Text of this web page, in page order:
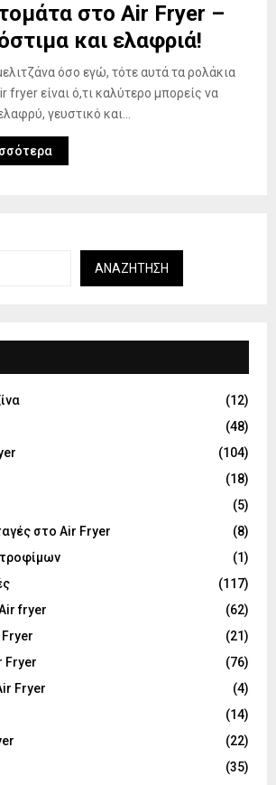
στο Air Fryer –
και ελαφριά!
όσο εγώ, τότε αυτά τα ρολάκια
fryer είναι ό,τι καλύτερο μπορείς να
γευστικό και...
ΑΝΑΖΉΤΗΣΗ
(12)
(48)
(104)
(18)
(5)
στο Air Fryer
(8)
τροφίμων
(1)
(117)
fryer
(62)
(21)
Fryer
(76)
Fryer
(4)
(14)
(22)
(35)